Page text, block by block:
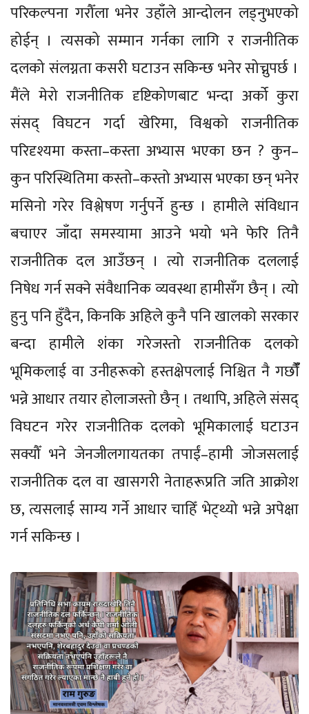
परिकल्पना गरौँला भनेर उहाँले आन्दोलन लड्नुभएको
होईन् । त्यसको सम्मान गर्नका लागि र राजनीतिक
दलको संलग्नता कसरी घटाउन सकिन्छ भनेर सोच्नुपर्छ ।
मैंले मेरो राजनीतिक दृष्टिकोणबाट भन्दा अर्को कुरा
संसद् विघटन गर्दा खेरिमा, विश्वको राजनीतिक
परिदृश्यमा कस्ता–कस्ता अभ्यास भएका छन ? कुन–
कुन परिस्थितिमा कस्तो–कस्तो अभ्यास भएका छन् भनेर
मसिनो गरेर विश्लेषण गर्नुपर्ने हुन्छ । हामीले संविधान
बचाएर जाँदा समस्यामा आउने भयो भने फेरि तिनै
राजनीतिक दल आउँछन् । त्यो राजनीतिक दललाई
निषेध गर्न सक्ने संवैधानिक व्यवस्था हामीसँग छैन् । त्यो
हुनु पनि हुँदैन, किनकि अहिले कुनै पनि खालको सरकार
बन्दा हामीले शंका गरेजस्तो राजनीतिक दलको
भूमिकलाई वा उनीहरूको हस्तक्षेपलाई निश्चित नै गर्छौंँ
भन्ने आधार तयार होलाजस्तो छैन् । तथापि, अहिले संसद्
विघटन गरेर राजनीतिक दलको भूमिकालाई घटाउन
सक्यौँ भने जेनजीलगायतका तपाईं–हामी जोजसलाई
राजनीतिक दल वा खासगरी नेताहरूप्रति जति आक्रोश
छ, त्यसलाई साम्य गर्ने आधार चाहिँ भेट्थ्यो भन्ने अपेक्षा
गर्न सकिन्छ ।